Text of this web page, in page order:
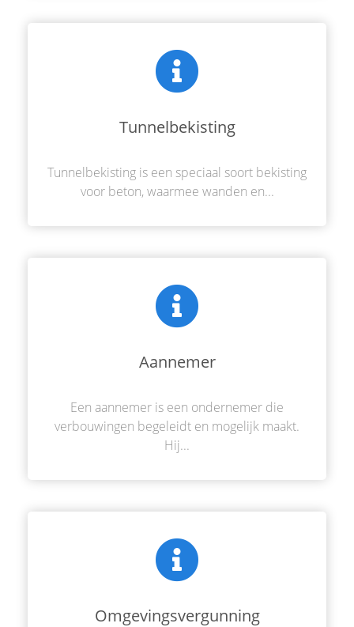
Tunnelbekisting
Tunnelbekisting is een speciaal soort bekisting
voor beton, waarmee wanden en...
Aannemer
Een aannemer is een ondernemer die
verbouwingen begeleidt en mogelijk maakt.
Hij...
Omgevingsvergunning